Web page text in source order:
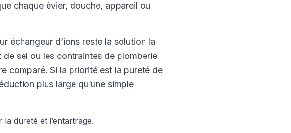
chaque évier, douche, appareil ou
échangeur d’ions reste la solution la
de sel ou les contraintes de plomberie
comparé. Si la priorité est la pureté de
plus large qu’une simple
dureté et l’entartrage.